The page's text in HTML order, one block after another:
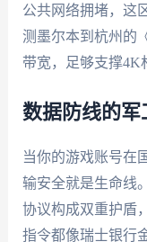
公共网络拥堵，这
测墨尔本到杭州的
带宽，足够支撑4K
数据防线的军
当你的游戏账号在
输安全就是生命线
协议构成双重护盾
指令都像瑞士银行